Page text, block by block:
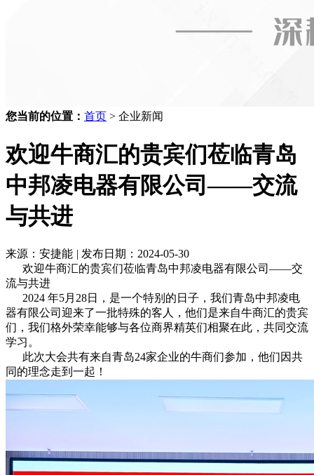
您当前的位置： 首页 > 企业新闻
欢迎牛商汇的贵宾们莅临青岛
中邦凌电器有限公司——交流
与共进
来源：安捷能 | 发布日期：2024-05-30
欢迎牛商汇的贵宾们莅临青岛中邦凌电器有限公司——交
流与共进
2024 年5月28日，是一个特别的日子，我们青岛中邦凌电
器有限公司迎来了一批特殊的客人，他们是来自牛商汇的贵宾
们，我们格外荣幸能够与各位商界精英们相聚在此，共同交流
学习。
此次大会共有来自青岛24家企业的牛商们参加，他们因共
同的理念走到一起！